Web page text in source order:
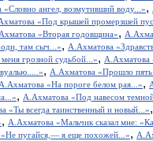
ангел, возмутивший воду...»,
«Под крышей промерзшей
«Вторая годовщина»,
там сыч...», А.Ахматова
грозной судьбой...», А.Ахматова
, А.Ахматова «Прошло пять
А.Ахматова «На пороге белом рая...»,
, А.Ахматова «Под навесом
«Ты всегда таинственный и новый...»,
, А.Ахматова «Мальчик сказал мне:
пугайся,— я еще похожей...»,